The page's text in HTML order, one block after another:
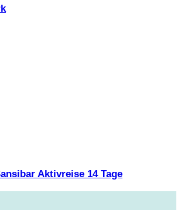
Aktivreise 14 Tage